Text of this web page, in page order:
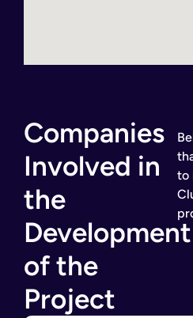
Companies
Involved in
the
Development
of the
Project
to